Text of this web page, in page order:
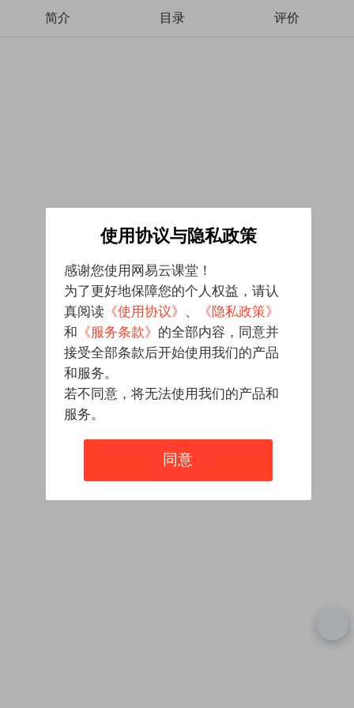
简介 目录 评价
使用协议与隐私政策
感谢您使用网易云课堂！
为了更好地保障您的个人权益，请认
真阅读 《使用协议》 、
《隐私政策》
和 《服务条款》 的全部内容，同意并
接受全部条款后开始使用我们的产品
和服务。
若不同意，将无法使用我们的产品和
服务。
同意